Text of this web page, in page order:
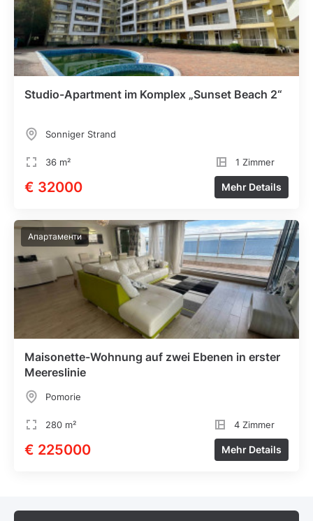
Studio-Apartment im Komplex „Sunset Beach 2“
Sonniger Strand
36 m² 1 Zimmer
€ 32000 Mehr Details
Апартаменти
Maisonette-Wohnung auf zwei Ebenen in erster
Meereslinie
Pomorie
280 m² 4 Zimmer
€ 225000 Mehr Details